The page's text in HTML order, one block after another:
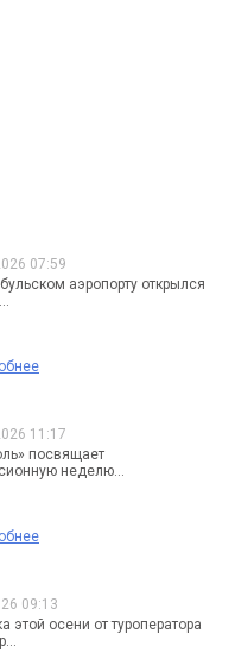
07:59
аэропорту открылся
11:17
посвящает
неделю...
09:13
этой осени от туроператора